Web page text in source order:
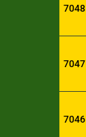
7048
7047
7046